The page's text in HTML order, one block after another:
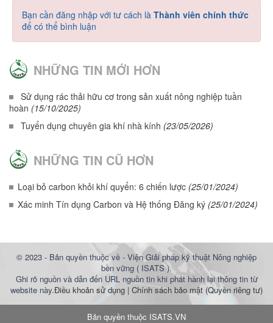
Bạn cần đăng nhập với tư cách là Thành viên chính thức
để có thể bình luận
NHỮNG TIN MỚI HƠN
Sử dụng rác thải hữu cơ trong sản xuất nông nghiệp tuần
hoàn (15/10/2025)
Tuyển dụng chuyên gia khí nhà kính (23/05/2026)
NHỮNG TIN CŨ HƠN
Loại bỏ carbon khỏi khí quyển: 6 chiến lược (25/01/2024)
Xác minh Tín dụng Carbon và Hệ thống Đăng ký (25/01/2024)
© 2023 - Bản quyền thuộc về - Viện Giải pháp kỹ thuật Nông nghiệp
bền vững ( ISATS ).
Ghi rõ nguồn và dẫn đến URL nguồn tin khi phát hành lại thông tin từ
website này.Điều khoản sử dụng | Chính sách bảo mật (Quyền riêng tư)
Bản quyền thuộc ISATS.VN